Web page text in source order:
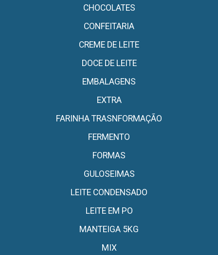
CHOCOLATES
CONFEITARIA
CREME DE LEITE
DOCE DE LEITE
EMBALAGENS
EXTRA
FARINHA TRASNFORMAÇÃO
FERMENTO
FORMAS
GULOSEIMAS
LEITE CONDENSADO
LEITE EM PO
MANTEIGA 5KG
MIX